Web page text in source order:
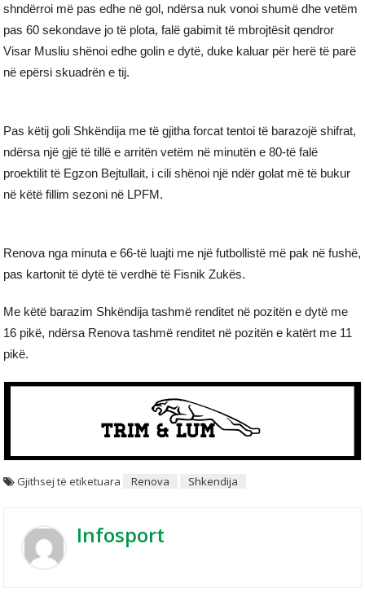
shndërroi më pas edhe në gol, ndërsa nuk vonoi shumë dhe vetëm
pas 60 sekondave jo të plota, falë gabimit të mbrojtësit qendror
Visar Musliu shënoi edhe golin e dytë, duke kaluar për herë të parë
në epërsi skuadrën e tij.
Pas këtij goli Shkëndija me të gjitha forcat tentoi të barazojë shifrat,
ndërsa një gjë të tillë e arritën vetëm në minutën e 80-të falë
proektilit të Egzon Bejtullait, i cili shënoi një ndër golat më të bukur
në këtë fillim sezoni në LPFM.
Renova nga minuta e 66-të luajti me një futbollistë më pak në fushë,
pas kartonit të dytë të verdhë të Fisnik Zukës.
Me këtë barazim Shkëndija tashmë renditet në pozitën e dytë me
16 pikë, ndërsa Renova tashmë renditet në pozitën e katërt me 11
pikë.
Gjithsej të etiketuara Renova Shkendija
Infosport